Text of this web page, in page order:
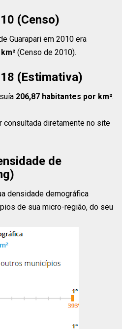
(Censo)
Guarapari em 2010 era
(Censo de 2010).
(Estimativa)
206,87 habitantes por km².
consultada diretamente no site
de
densidade demográfica
de sua micro-região, do seu